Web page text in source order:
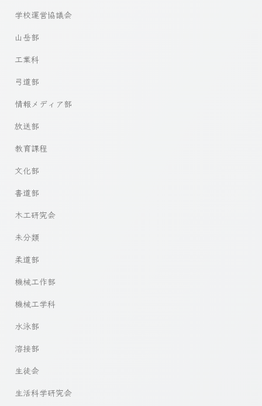
学校運営協議会
山岳部
工業科
弓道部
情報メディア部
放送部
教育課程
文化部
書道部
木工研究会
未分類
柔道部
機械工作部
機械工学科
水泳部
溶接部
生徒会
生活科学研究会